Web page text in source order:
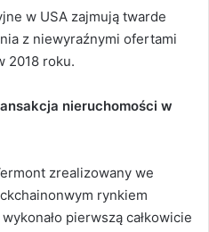
w USA zajmują twarde
z niewyraźnymi ofertami
2018 roku.
nieruchomości w
zrealizowany we
rynkiem
pierwszą całkowicie